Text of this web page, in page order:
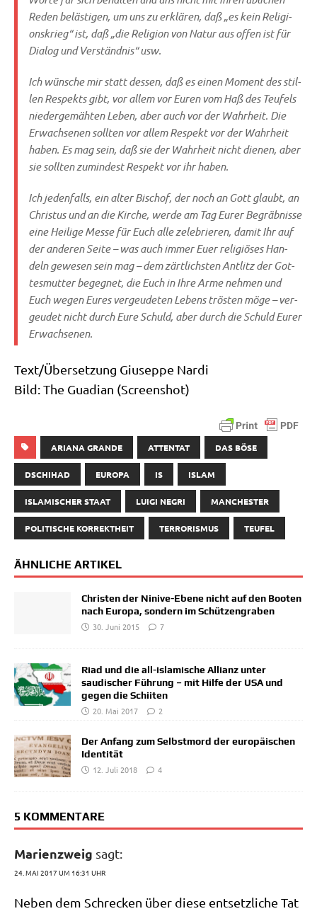
Reden belä­sti­gen, um uns zu erklä­ren, daß „es kein Reli­gi­
ons­krieg“ ist, daß „die Reli­gi­on von Natur aus offen ist für
Dia­log und Ver­ständ­nis“ usw.
Ich wün­sche mir statt des­sen, daß es einen Moment des stil­
len Respekts gibt, vor allem vor Euren vom Haß des Teu­fels
nie­der­ge­mäh­ten Leben, aber auch vor der Wahr­heit. Die
Erwach­se­nen soll­ten vor allem Respekt vor der Wahr­heit
haben. Es mag sein, daß sie der Wahr­heit nicht die­nen, aber
sie soll­ten zumin­dest Respekt vor ihr haben.
Ich jeden­falls, ein alter Bischof, der noch an Gott glaubt, an
Chri­stus und an die Kir­che, wer­de am Tag Eurer Begräb­nis­se
eine Hei­li­ge Mes­se für Euch alle zele­brie­ren, damit Ihr auf
der ande­ren Sei­te – was auch immer Euer reli­giö­ses Han­
deln gewe­sen sein mag – dem zärt­lich­sten Ant­litz der Got­
tes­mut­ter begeg­net, die Euch in Ihre Arme neh­men und
Euch wegen Eures ver­geu­de­ten Lebens trö­sten möge – ver­
geu­det nicht durch Eure Schuld, aber durch die Schuld Eurer
Erwachsenen.
Text/​Übersetzung Giu­sep­pe Nardi
Bild: The Gua­di­an (Screen­shot)
ARIANA GRANDE ATTENTAT DAS BÖSE
DSCHIHAD EUROPA IS ISLAM
ISLAMISCHER STAAT LUIGI NEGRI MANCHESTER
POLITISCHE KORREKTHEIT TERRORISMUS TEUFEL
ÄHNLICHE ARTIKEL
Christen der Ninive-Ebene nicht auf den Booten
nach Europa, sondern im Schützengraben
30. Juni 2015
7
Riad und die all-islamische Allianz unter
saudischer Führung – mit Hilfe der USA und
gegen die Schiiten
20. Mai 2017
2
Der Anfang zum Selbstmord der europäischen
Identität
12. Juli 2018
4
5 KOMMENTARE
Marienzweig sagt:
24. MAI 2017 UM 16:31 UHR
Neben dem Schrecken über die­se ent­setz­li­che Tat